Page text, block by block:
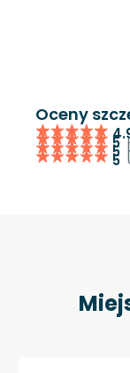
Oceny
5
5
5